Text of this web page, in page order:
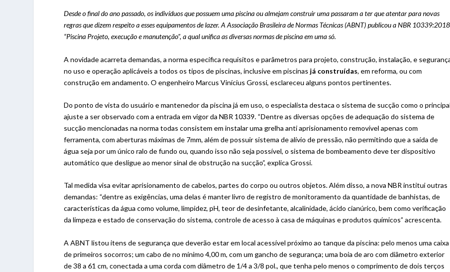
Desde o final do ano passado, os indivíduos que possuem uma piscina ou almejam construir uma passaram a ter que atentar para novas
regras que dizem respeito a esses equipamentos de lazer. A Associação Brasileira de Normas Técnicas (ABNT) publicou a NBR 10339:2018
“Piscina Projeto, execução e manutenção”, a qual unifica as diversas normas de piscina em uma só.
A novidade acarreta demandas, a norma especifica requisitos e parâmetros para projeto, construção, instalação, e
no uso e operação aplicáveis a todos os tipos de piscinas, inclusive em piscinas já construídas, em reforma, ou com
construção em andamento. O engenheiro Marcus Vinícius Grossi, esclareceu alguns pontos pertinentes.
Do ponto de vista do usuário e mantenedor da piscina já em uso, o especialista destaca o sistema de sucção como o
ajuste a ser observado com a entrada em vigor da NBR 10339. “Dentre as diversas opções de adequação do sistema de
sucção mencionadas na norma todas consistem em instalar uma grelha anti aprisionamento removível apenas com
ferramenta, com aberturas máximas de 7mm, além de possuir sistema de alívio de pressão, não permitindo que a saída de
água seja por um único ralo de fundo ou, quando isso não seja possível, o sistema de bombeamento deve ter dispositivo
automático que desligue ao menor sinal de obstrução na sucção”, explica Grossi.
Tal medida visa evitar aprisionamento de cabelos, partes do corpo ou outros objetos. Além disso, a nova NBR institui outras
demandas: “dentre as exigências, uma delas é manter livro de registro de monitoramento da quantidade de banhistas, de
características da água como volume, limpidez, pH, teor de desinfetante, alcalinidade, ácido cianúrico, bem como verificação
da limpeza e estado de conservação do sistema, controle de acesso à casa de máquinas e produtos químicos” acrescenta.
A ABNT listou itens de segurança que deverão estar em local acessível próximo ao tanque da piscina: pelo menos uma caixa
de primeiros socorros; um cabo de no mínimo 4,00 m, com um gancho de segurança; uma boia de aro com diâmetro exterior
de 38 a 61 cm, conectada a uma corda com diâmetro de 1/4 a 3/8 pol., que tenha pelo menos o comprimento de dois terços